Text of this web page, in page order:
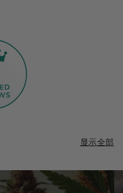
显示全部